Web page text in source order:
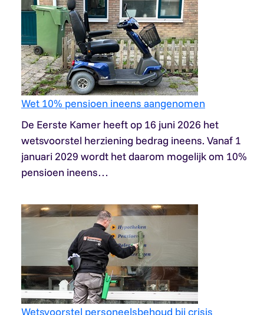
Wet 10% pensioen ineens aangenomen
De Eerste Kamer heeft op 16 juni 2026 het
wetsvoorstel herziening bedrag ineens. Vanaf 1
januari 2029 wordt het daarom mogelijk om 10%
pensioen ineens…
Wetsvoorstel personeelsbehoud bij crisis